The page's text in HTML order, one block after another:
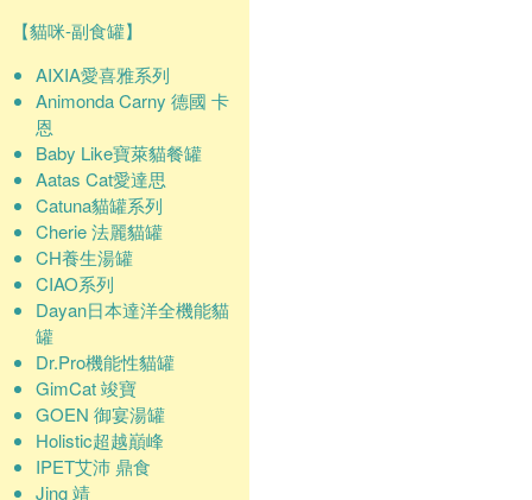
【貓咪-副食罐】
AIXIA愛喜雅系列
Animonda Carny 德國 卡
恩
Baby Like寶萊貓餐罐
Aatas Cat愛達思
Catuna貓罐系列
Cherie 法麗貓罐
CH養生湯罐
CIAO系列
Dayan日本達洋全機能貓
罐
Dr.Pro機能性貓罐
GimCat 竣寶
GOEN 御宴湯罐
Holistic超越巔峰
IPET艾沛 鼎食
Jing 靖